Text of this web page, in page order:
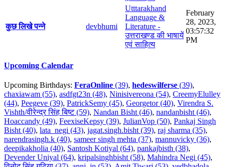
कुछ लिखे पन्ने devbhumi
Utttarakhand
Language &
Literature -
उत्तराखण्ड की भाषायें
एवं साहित्य
February
28, 2023,
03:57:32
PM
Upcoming Calendar
Upcoming Birthdays: FeraOnline (39), hedeswilferse (39),
chaxiawam (55), asdfgt23n (48), Ninisivereona (54), CreemyElulley
(44), Peegeve (39), PatrickSemy (45), Georgetor (40), Virendra S.
Vishth/वीरेन्द्र सिंह बिष्ट (59), Nandan Bisht (46), nandanbisht (46),
Hoaccandy (49), FeexiseKepsy (39), JulianVop (50), Pankaj Singh
Bisht (40), lata_negi (43), jagat.singh.bisht (39), raj sharma (35),
narendrasingh.k (40), sameer singh mehta (37), mannuvicky (36),
deepikakholia (40), Santosh Kotiyal (64), pankajbisth (38),
Devender Uniyal (64), kripalsinghbisht (58), Mahindra Negi (45),